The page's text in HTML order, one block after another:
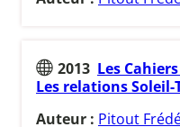
2013 Les
Les relations
Auteur : Pitout